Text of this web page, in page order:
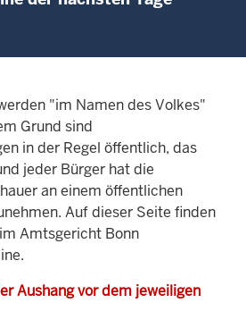
"im Namen des Volkes"
Grund sind
in der Regel öffentlich, das
jeder Bürger hat die
an einem öffentlichen
Auf dieser Seite finden
Amtsgericht Bonn
Aushang vor dem jeweiligen